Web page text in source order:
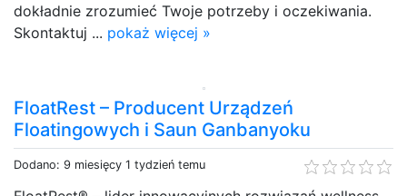
dokładnie zrozumieć Twoje potrzeby i oczekiwania.
Skontaktuj ... pokaż więcej »
FloatRest – Producent Urządzeń
Floatingowych i Saun Ganbanyoku
Dodano: 9 miesięcy 1 tydzień temu